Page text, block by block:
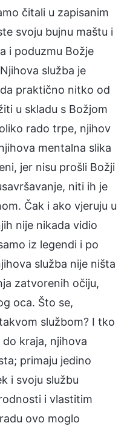
čitali u zapisanim
svoju bujnu maštu i
i poduzmu Božje
služba je
praktično nitko od
u skladu s Božjom
rado trpe, njihov
mentalna slika
jer nisu prošli Božji
niti ih je
Čak i ako vjeruju u
nije nikada vidio
iz legendi i po
služba nije ništa
zatvorenih očiju,
oca. Što se,
službom? I tko
kraja, njihova
primaju jedino
i svoju službu
i vlastitim
ovo moglo